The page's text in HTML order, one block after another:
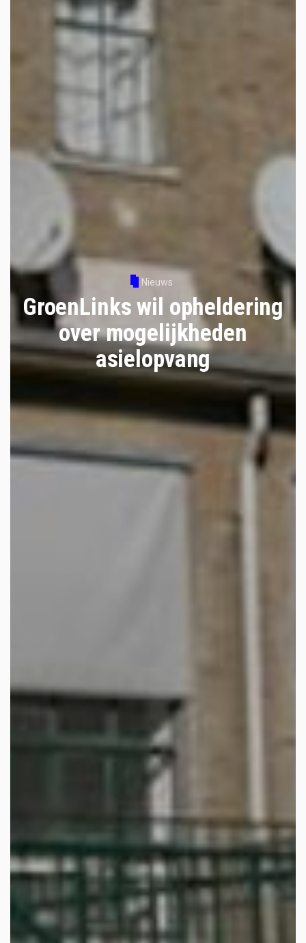
Nieuws
GroenLinks wil opheldering
over mogelijkheden
asielopvang